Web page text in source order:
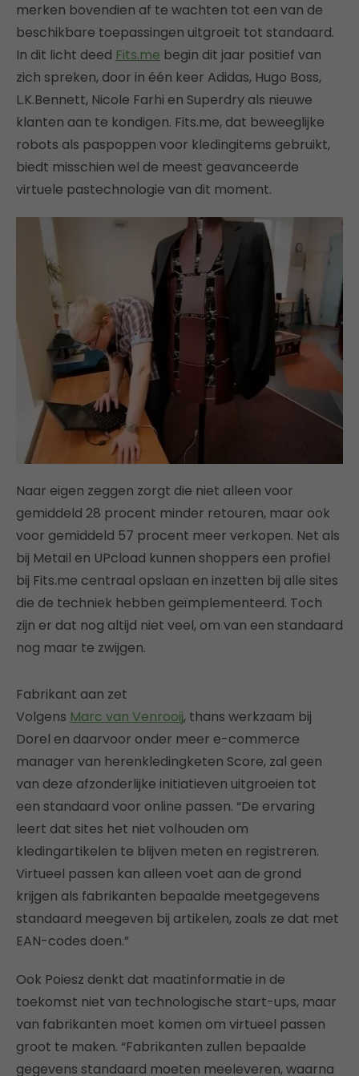
merken bovendien af te wachten tot een van de
beschikbare toepassingen uitgroeit tot standaard.
In dit licht deed Fits.me begin dit jaar positief van
zich spreken, door in één keer Adidas, Hugo Boss,
L.K.Bennett, Nicole Farhi en Superdry als nieuwe
klanten aan te kondigen. Fits.me, dat beweeglijke
robots als paspoppen voor kledingitems gebruikt,
biedt misschien wel de meest geavanceerde
virtuele pastechnologie van dit moment.
Naar eigen zeggen zorgt die niet alleen voor
gemiddeld 28 procent minder retouren, maar ook
voor gemiddeld 57 procent meer verkopen. Net als
bij Metail en UPcload kunnen shoppers een profiel
bij Fits.me centraal opslaan en inzetten bij alle sites
die de techniek hebben geïmplementeerd. Toch
zijn er dat nog altijd niet veel, om van een standaard
nog maar te zwijgen.
Fabrikant aan zet
Volgens Marc van Venrooij, thans werkzaam bij
Dorel en daarvoor onder meer e-commerce
manager van herenkledingketen Score, zal geen
van deze afzonderlijke initiatieven uitgroeien tot
een standaard voor online passen. “De ervaring
leert dat sites het niet volhouden om
kledingartikelen te blijven meten en registreren.
Virtueel passen kan alleen voet aan de grond
krijgen als fabrikanten bepaalde meetgegevens
standaard meegeven bij artikelen, zoals ze dat met
EAN-codes doen.”
Ook Poiesz denkt dat maatinformatie in de
toekomst niet van technologische start-ups, maar
van fabrikanten moet komen om virtueel passen
groot te maken. “Fabrikanten zullen bepaalde
gegevens standaard moeten meeleveren, waarna